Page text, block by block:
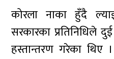
कोरला नाका हुँदै
सरकारका प्रतिनिधिले
हस्तान्तरण गरेका थिए